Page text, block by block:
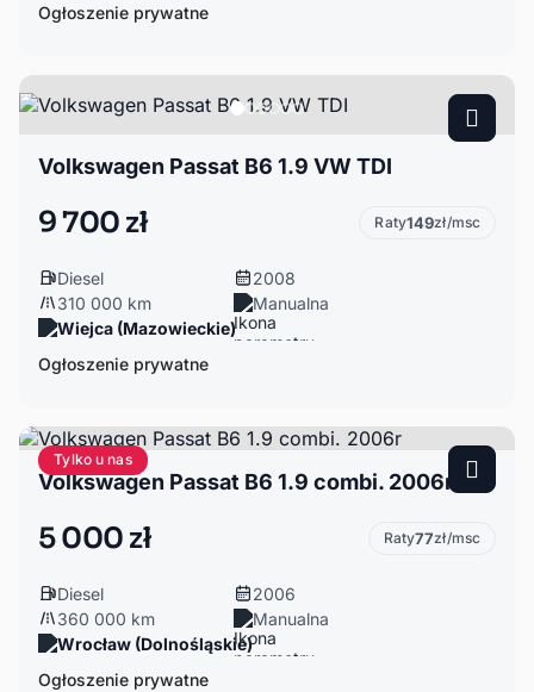
Ogłoszenie prywatne
Volkswagen Passat B6 1.9 VW TDI
9 700 zł Raty149zł/msc
Diesel
2008
310 000 km
Manualna
Wiejca (Mazowieckie)
Ogłoszenie prywatne
Tylko u nas
Volkswagen Passat B6 1.9 combi. 2006r
5 000 zł Raty77zł/msc
Diesel
2006
360 000 km
Manualna
Wrocław (Dolnośląskie)
Ogłoszenie prywatne